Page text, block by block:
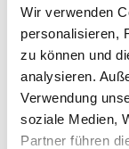
Wir verwenden
personalisieren,
zu können und
analysieren.
Verwendung
soziale Medien,
Partner führen